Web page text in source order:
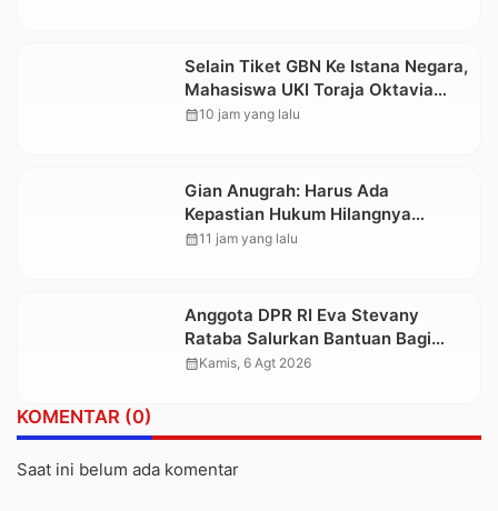
Selain Tiket GBN Ke Istana Negara,
Mahasiswa UKI Toraja Oktavia
juga Lolos ke Pekan Seni
calendar_month10 jam yang lalu
Gian Anugrah: Harus Ada
Kepastian Hukum Hilangnya
Stoner, Agar Keluarga tidak Larut
calendar_month11 jam yang lalu
Anggota DPR RI Eva Stevany
Rataba Salurkan Bantuan Bagi
Warga Terdampak Longsor di
calendar_monthKamis, 6 Agt 2026
KOMENTAR (0)
Saat ini belum ada komentar